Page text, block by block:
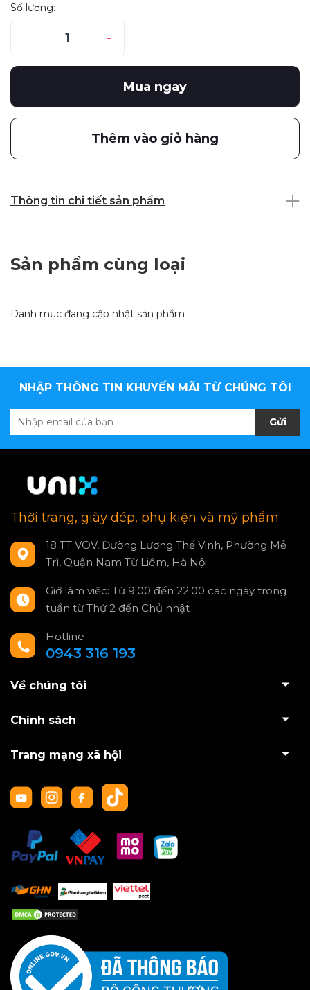
Số lượng:
– +
Mua ngay
Thêm vào giỏ hàng
Thông tin chi tiết sản phẩm
Sản phẩm cùng loại
Danh mục đang cập nhật sản phẩm
NHẬP THÔNG TIN KHUYẾN MÃI TỪ CHÚNG TÔI
Gửi
Thời trang, giày dép, phụ kiện và mỹ phẩm
18 TT VOV, Đường Lương Thế Vinh, Phường Mễ
Trì, Quận Nam Từ Liêm, Hà Nội
Giờ làm việc: Từ 9:00 đến 22:00 các ngày trong
tuần từ Thứ 2 đến Chủ nhật
Hotline
0943 316 193
Về chúng tôi
Chính sách
Trang mạng xã hội